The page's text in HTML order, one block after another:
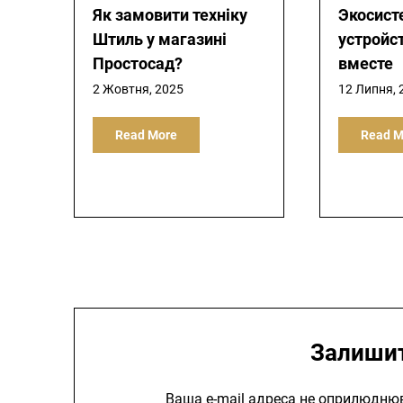
Як замовити техніку
Штиль у магазині
Простосад?
2 Жовтня, 2025
Read More
вместе
12 Липня,
Read
Ваша e-mail адреса не